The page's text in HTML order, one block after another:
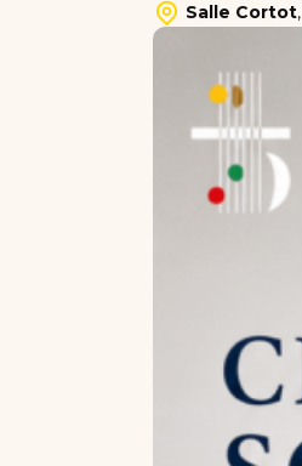
Salle Cortot,